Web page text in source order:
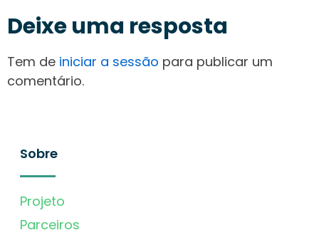
Deixe uma resposta
Tem de iniciar a sessão para publicar um
comentário.
Sobre
Projeto
Parceiros